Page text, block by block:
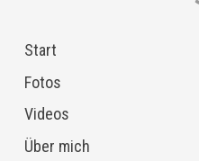
Start
Fotos
Videos
Über mich